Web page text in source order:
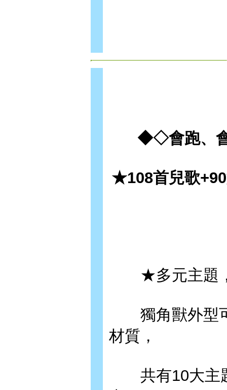
◆◇會跑、
★108首兒歌
★多元主題，
獨角獸外型可
材質，
共有10大主題